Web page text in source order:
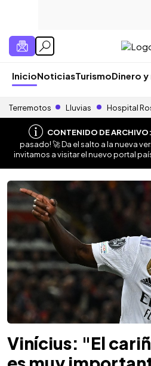
InicioNoticiasTurismoDinero
Terremotos Lluvias Hospital
CONTENIDO DE ARCHIVO:
pasado! 🚀 Da el salto a la nueva
invitamos a visitar el nuevo portal
Vinícius: "El